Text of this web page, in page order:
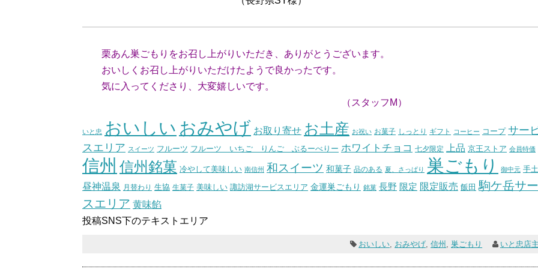
栗あん巣ごもりをお召し上がりいただき、ありがとうございます。
おいしくお召し上がりいただけたようで良かったです。
気に入ってくださり、大変嬉しいです。
（スタッフM）
いと忠 おいしい おみやげ お取り寄せ お土産 お祝い お菓子 しっとり ギフト コーヒー コープ サー
スエリア スイーツ フルーツ フルーツ いちご りんご ぶるーべりー ホワイトチョコ 七夕限定 上品 京王ストア 会員特価
信州 信州銘菓 冷やして美味しい 南信州 和スイーツ 和菓子 品のある 夏、さっぱり 巣ごもり 御中元 手
昼神温泉 月替わり 生協 生菓子 美味しい 諏訪湖サービスエリア 金運巣ごもり 銘菓 長野 限定 限定販売 飯田 駒ケ岳サ
スエリア 黄味餡
投稿SNS下のテキストエリア
おいしい, おみやげ,信州 ,巣ごもり いと忠店主